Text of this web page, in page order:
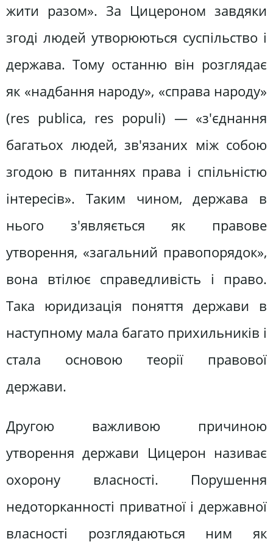
жити разом». За Цицероном завдяки
згоді людей утворюються суспільство і
держава. Тому останню він розглядає
як «надбання народу», «справа народу»
(res publica, res populi) — «з'єднання
багатьох людей, зв'язаних між собою
згодою в питаннях права і спільністю
інтересів». Таким чином, держава в
нього з'являється як правове
утворення, «загальний правопорядок»,
вона втілює справедливість і право.
Така юридизація поняття держави в
наступному мала багато прихильників і
стала основою теорії правової
держави.
Другою важливою причиною
утворення держави Цицерон називає
охорону власності. Порушення
недоторканності приватної і державної
власності розглядаються ним як